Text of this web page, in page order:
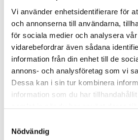
Vi använder enhetsidentifierare för
och annonserna till användarna,
för sociala medier och analysera
vidarebefordrar även sådana
information från din enhet till de
annons- och analysföretag som vi
Dessa kan i sin tur kombinera
information som du har
Nödvändig
KÖP
★★★★
10206
Presenter till Barnet